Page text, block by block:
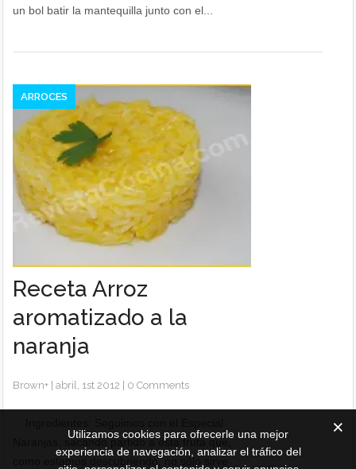
un bol batir la mantequilla junto con el...
ARROCES
Receta Arroz
aromatizado a la
naranja
Brown+ |abril, 1st 2012 0 Comments
Naranjas, sacando partido a esta fruta que,
como estamos descubriendo, no sólo sirve
Utilizamos cookies para ofrecerle una mejor
experiencia de navegación, analizar el tráfico del